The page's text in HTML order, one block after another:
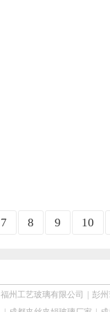
7 8 9 10
福州工艺玻璃有限公司 彭